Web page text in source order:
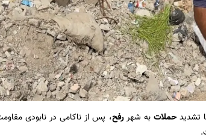
تشدیدحملاتبه شهررفح، پس از ناکامی در نابودی